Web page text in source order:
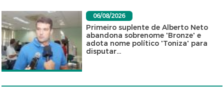
06/08/2026
Primeiro suplente de Alberto Neto
abandona sobrenome 'Bronze' e
adota nome político 'Toniza' para
disputar...